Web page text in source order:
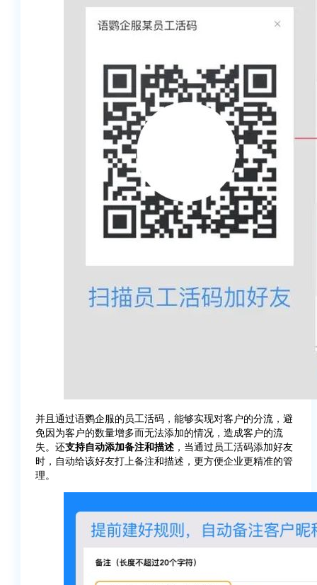
并且通过语鹦企服的员工活码，能够实现对客户的分流，避
免因为客户的数量增多而无法添加的情况，造成客户的流
失。还支持自动添加备注和描述 ，当通过员工活码添加好友
时，自动给该好友打上备注和描述，更方便企业更精准的管
理。